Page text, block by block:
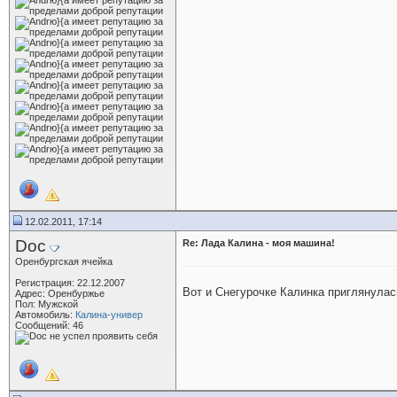
12.02.2011, 17:14
Doc
Оренбургская ячейка
Регистрация: 22.12.2007
Адрес: Оренбуржье
Пол: Мужской
Автомобиль: Калина-универ
Сообщений: 46
Re: Лада Калина - моя машина!
Вот и Снегурочке Калинка